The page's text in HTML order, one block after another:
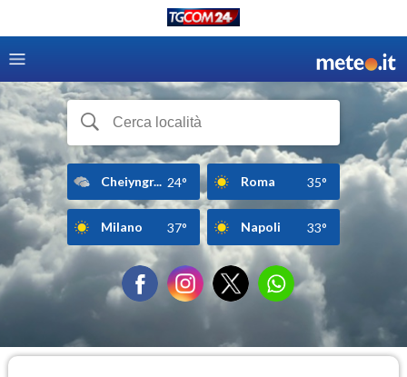
Cheiyngr... 24° Roma 35°
Milano 37° Napoli 33°